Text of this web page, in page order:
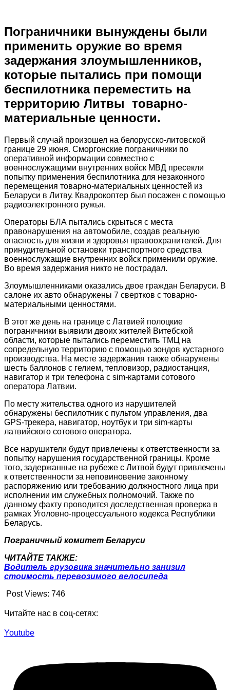
Пограничники вынуждены были
применить оружие во время
задержания злоумышленников,
которые пытались при помощи
беспилотника переместить на
территорию Литвы товарно-
материальные ценности.
Первый случай произошел на белорусско-литовской
границе 29 июня. Сморгонские пограничники по
оперативной информации совместно с
военнослужащими внутренних войск МВД пресекли
попытку применения беспилотника для незаконного
перемещения товарно-материальных ценностей из
Беларуси в Литву. Квадрокоптер был посажен с помощью
радиоэлектронного ружья.
Операторы БЛА пытались скрыться с места
правонарушения на автомобиле, создав реальную
опасность для жизни и здоровья правоохранителей. Для
принудительной остановки транспортного средства
военнослужащие внутренних войск применили оружие.
Во время задержания никто не пострадал.
Злоумышленниками оказались двое граждан Беларуси. В
салоне их авто обнаружены 7 свертков с товарно-
материальными ценностями.
В этот же день на границе с Латвией полоцкие
пограничники выявили двоих жителей Витебской
области, которые пытались переместить ТМЦ на
сопредельную территорию с помощью зондов кустарного
производства. На месте задержания также обнаружены
шесть баллонов с гелием, тепловизор, радиостанция,
навигатор и три телефона с sim-картами сотового
оператора Латвии.
По месту жительства одного из нарушителей
обнаружены беспилотник с пультом управления, два
GPS-трекера, навигатор, ноутбук и три sim-карты
латвийского сотового оператора.
Все нарушители будут привлечены к ответственности за
попытку нарушения государственной границы. Кроме
того, задержанные на рубеже с Литвой будут привлечены
к ответственности за неповиновение законному
распоряжению или требованию должностного лица при
исполнении им служебных полномочий. Также по
данному факту проводится доследственная проверка в
рамках Уголовно-процессуального кодекса Республики
Беларусь.
Пограничный комитет Беларуси
ЧИТАЙТЕ ТАКЖЕ:
Водитель грузовика значительно занизил
стоимость перевозимого велосипеда
Post Views: 746
Читайте нас в соц-сетях:
Youtube